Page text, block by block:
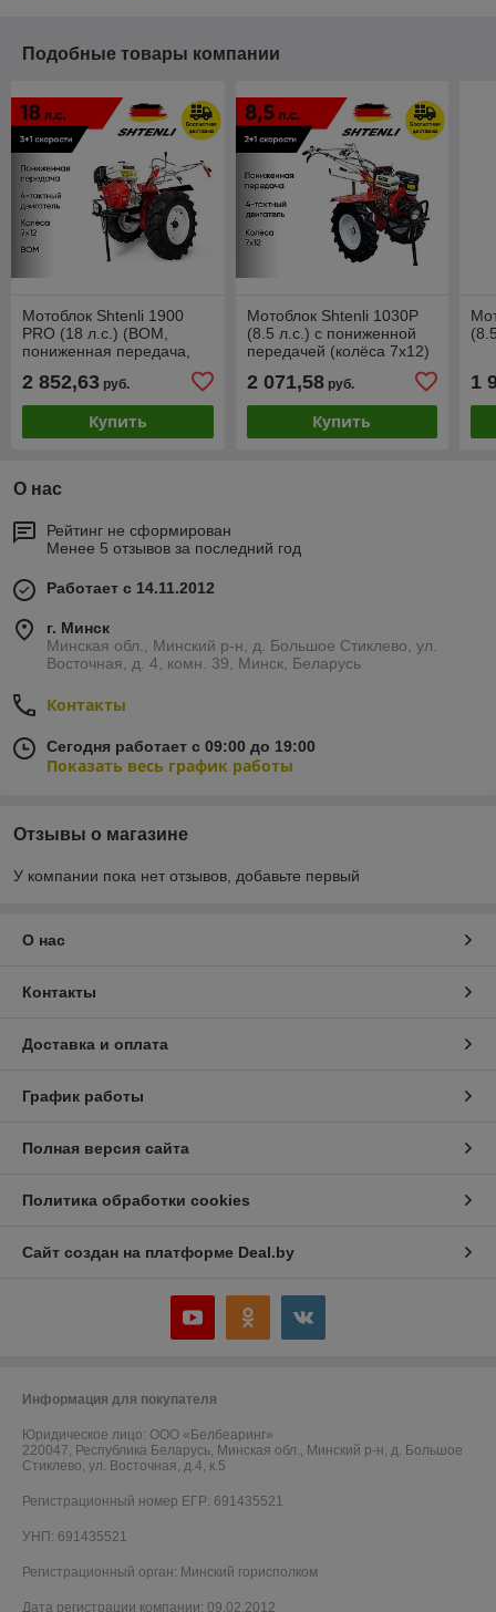
Подобные товары компании
Мотоблок Shtenli 1900
PRO (18 л.с.) (ВОМ,
пониженная передача,
2 852,63 руб.
Купить
Мотоблок Shtenli 1030P
(8.5 л.с.) c пониженной
передачей (колёса 7х12)
2 071,58руб.
Купить
1
О нас
Рейтинг не сформирован
Менее 5 отзывов за последний год
Работает с 14.11.2012
г. Минск
Минская обл., Минский р-н, д. Большое Стиклево, ул.
Восточная, д. 4, комн. 39, Минск, Беларусь
Контакты
Сегодня работает с 09:00 до 19:00
Показать весь график работы
Отзывы о магазине
У компании пока нет отзывов, добавьте первый
О нас
Контакты
Доставка и оплата
График работы
Полная версия сайта
Политика обработки cookies
Сайт создан на платформе Deal.by
Информация для покупателя
Юридическое лицо: ООО «Белбеаринг»
220047, Республика Беларусь, Минская обл., Минский р-н, д. Большое
Стиклево, ул. Восточная, д.4, к.5
Регистрационный номер ЕГР: 691435521
УНП: 691435521
Регистрационный орган: Минский горисполком
Дата регистрации компании: 09.02.2012